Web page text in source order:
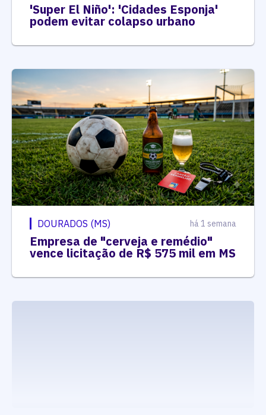
'Super El Niño': 'Cidades Esponja'
podem evitar colapso urbano
DOURADOS (MS) há 1 semana
Empresa de "cerveja e remédio"
vence licitação de R$ 575 mil em MS